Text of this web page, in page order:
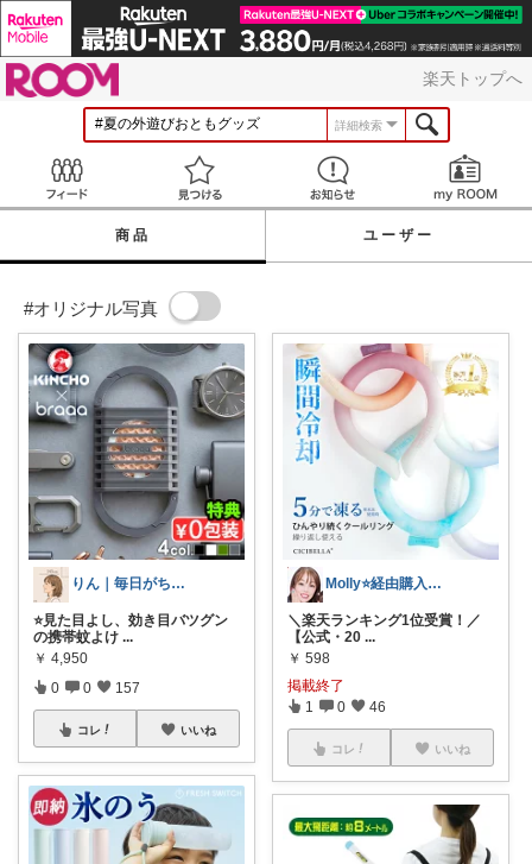
楽天トップへ
詳細検索
見つける お知らせ
商品 ユーザー
#オリジナル写真
りん｜毎日がちょっと好きになる🕊️
⭐️見た目よし、効き目バツグン
の携帯蚊よけ ...
￥ 4,950
0 0 157
コレ いいね
Molly⭐️経由購入感謝です💕
＼楽天ランキング1位受賞！／
【公式・20 ...
￥ 598
掲載終了
1 0 46
コレ いいね